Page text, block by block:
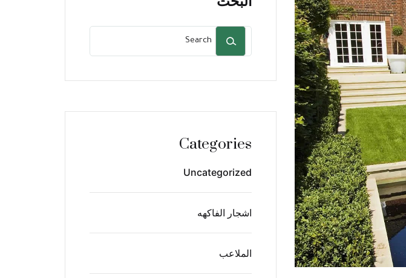
Categories
Uncategorized
اشجار الفاكهه
الملاعب